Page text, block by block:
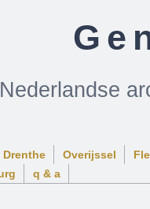
Drenthe Overijssel
q & a